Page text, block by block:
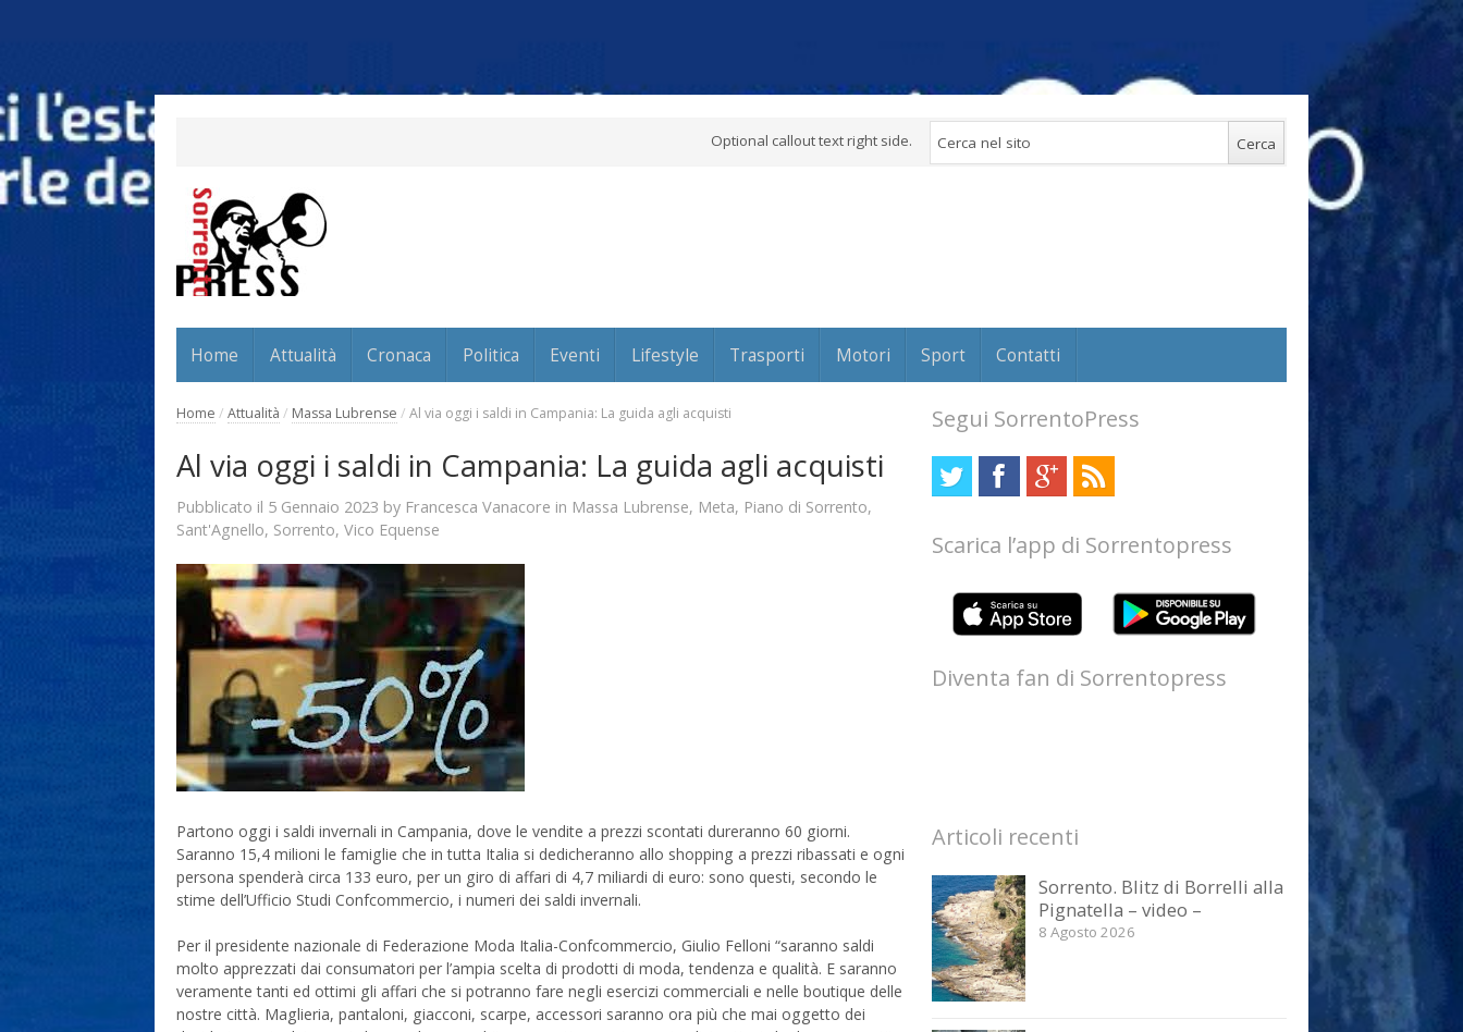
Optional callout text right side.
Home Attualità Cronaca Politica Eventi Lifestyle Trasporti Motori Sport Contatti
Home / Attualità / Massa Lubrense / Al via oggi i saldi in Campania: La guida agli acquisti
Al via oggi i saldi in Campania: La guida agli acquisti
Pubblicato il 5 Gennaio 2023 by Francesca Vanacore in Massa Lubrense, Meta, Piano di Sorrento,
Sant'Agnello, Sorrento, Vico Equense
Partono oggi i saldi invernali in Campania, dove le vendite a prezzi scontati dureranno 60 giorni.
Saranno 15,4 milioni le famiglie che in tutta Italia si dedicheranno allo shopping a prezzi ribassati e ogni
persona spenderà circa 133 euro, per un giro di affari di 4,7 miliardi di euro: sono questi, secondo le
stime dell’Ufficio Studi Confcommercio, i numeri dei saldi invernali.
Per il presidente nazionale di Federazione Moda Italia-Confcommercio, Giulio Felloni “saranno saldi
molto apprezzati dai consumatori per l’ampia scelta di prodotti di moda, tendenza e qualità. E saranno
veramente tanti ed ottimi gli affari che si potranno fare negli esercizi commerciali e nelle boutique delle
nostre città. Maglieria, pantaloni, giacconi, scarpe, accessori saranno ora più che mai oggetto dei
Segui SorrentoPress
Scarica l’app di Sorrentopress
Diventa fan di Sorrentopress
Articoli recenti
Sorrento. Blitz di Borrelli alla
Pignatella – video –
8 Agosto 2026